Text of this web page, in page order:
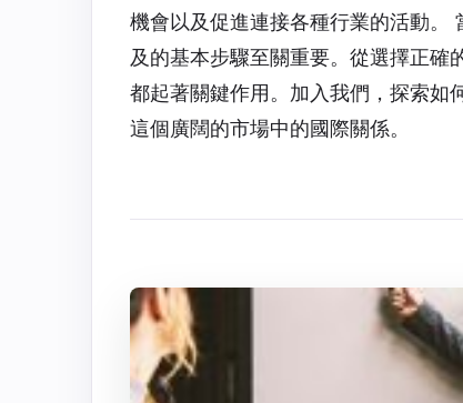
機會以及促進連接各種行業的活動。
及的基本步驟至關重要。從選擇正確
都起著關鍵作用。加入我們，探索如
這個廣闊的市場中的國際關係。